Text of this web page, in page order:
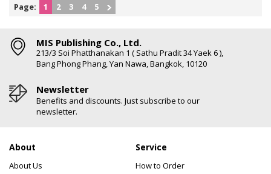
Page:
1 2 3 4 5
MIS Publishing Co., Ltd.
213/3 Soi Phatthanakan 1 ( Sathu Pradit 34 Yaek 6 ),
Bang Phong Phang, Yan Nawa, Bangkok, 10120
Newsletter
Benefits and discounts. Just subscribe to our
newsletter.
About
About Us
Service
How to Order